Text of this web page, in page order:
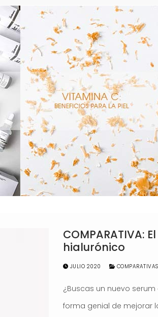
COMPARATIVA:
hialurónico
JULIO 2020 COMPARATIVAS
¿Buscas un nuevo
forma genial de mejorar